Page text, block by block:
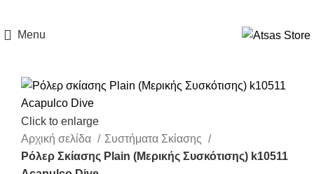
Menu
Click to enlarge
Αρχική σελίδα
Συστήματα Σκίασης
Ρόλερ Σκίασης Plain (Μερικής Συσκότισης) k10511